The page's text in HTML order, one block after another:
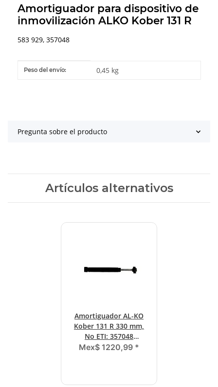
Amortiguador para dispositivo de
inmovilización ALKO Kober 131 R
583 929, 357048
#productDetails.itemInformation#
#productDetails.itemValue#
Peso del envío: 0,45 kg
Pregunta sobre el producto
Artículos alternativos
Amortiguador AL-KO
Kober 131 R 330 mm,
No ETI: 357048
(ARTÍCULOS
Mex$ 1220,99 *